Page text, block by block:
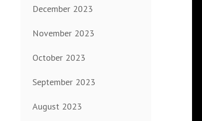
December 2023
November 2023
October 2023
September 2023
August 2023